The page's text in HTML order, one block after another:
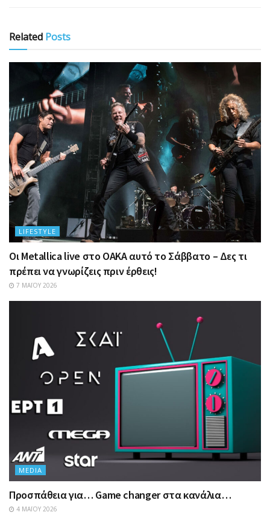
Related Posts
LIFESTYLE
Οι Metallica live στο ΟΑΚΑ αυτό το Σάββατο – Δες τι
πρέπει να γνωρίζεις πριν έρθεις!
7 ΜΑΪ́ΟΥ 2026
MEDIA
Προσπάθεια για… Game changer στα κανάλια…
4 ΜΑΪ́ΟΥ 2026